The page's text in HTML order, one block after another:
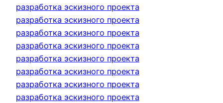
разработка эскизного проекта
разработка эскизного проекта
разработка эскизного проекта
разработка эскизного проекта
разработка эскизного проекта
разработка эскизного проекта
разработка эскизного проекта
разработка эскизного проекта